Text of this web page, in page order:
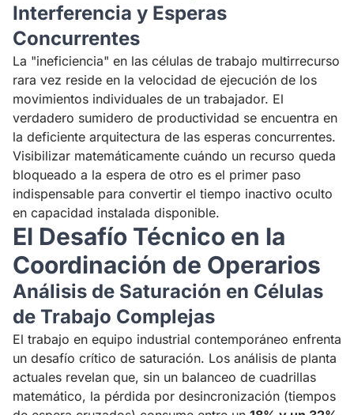
Interferencia y Esperas
Concurrentes
La "ineficiencia" en las células de trabajo multirrecurso
rara vez reside en la velocidad de ejecución de los
movimientos individuales de un trabajador. El
verdadero sumidero de productividad se encuentra en
la deficiente arquitectura de las esperas concurrentes.
Visibilizar matemáticamente cuándo un recurso queda
bloqueado a la espera de otro es el primer paso
indispensable para convertir el tiempo inactivo oculto
en capacidad instalada disponible.
El Desafío Técnico en la
Coordinación de Operarios
Análisis de Saturación en Células
de Trabajo Complejas
El trabajo en equipo industrial contemporáneo enfrenta
un desafío crítico de saturación. Los análisis de planta
actuales revelan que, sin un balanceo de cuadrillas
matemático, la pérdida por desincronización (tiempos